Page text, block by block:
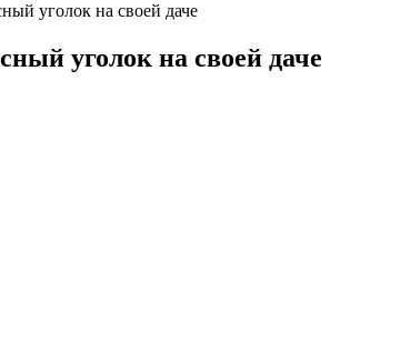
уголок на своей даче
уголок на своей даче